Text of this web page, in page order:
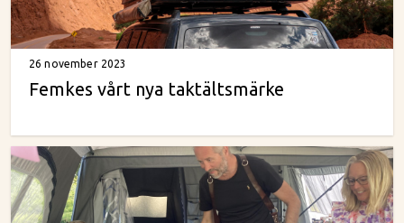
26 november 2023
Femkes vårt nya taktältsmärke